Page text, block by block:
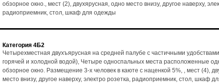
обзорное окно., мест (2), двухярусная, одно место внизу, другое наверху,
радиоприемник, стол, шкаф для одежды
Категория 4Б2
Четырехместная двухъярусная на средней палубе с частичными
горячей и холодной водой), Четыре односпальных места расположенные
обзорное окно. Размещение 3-х человек в каюте с наценкой 5%, , мест (4),
место внизу, другое наверху, электро розетка, радиоприемник, стол, шкаф